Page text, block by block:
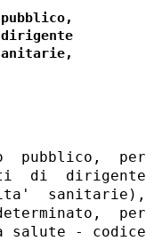
pubblico,  per
di  dirigente
sanitarie),
per
- codice